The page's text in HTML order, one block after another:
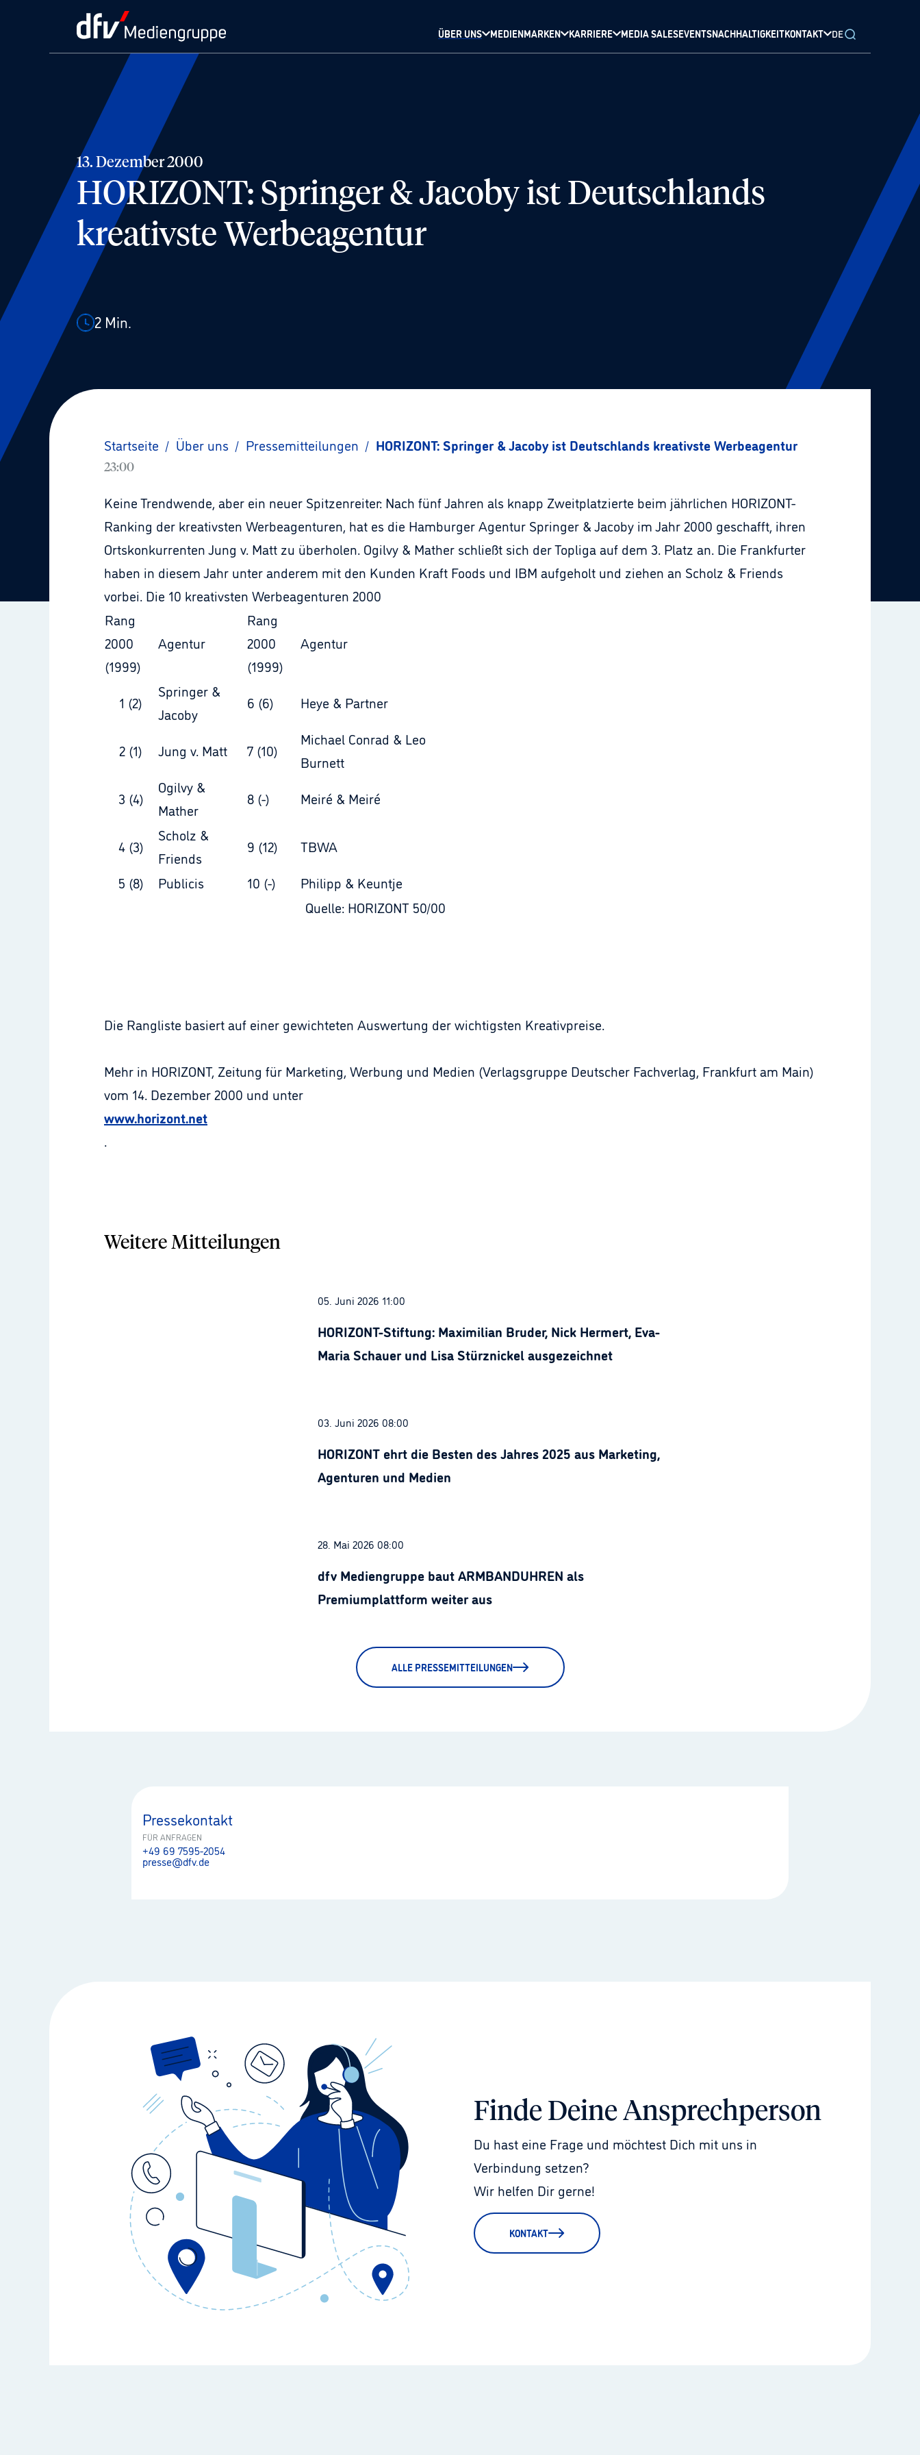
ÜBER UNS MEDIENMARKEN KARRIERE MEDIA SALESEVENTSNACHHALTIGKEITKONTAKT DE
13. Dezember 2000
HORIZONT: Springer & Jacoby ist Deutschlands
kreativste Werbeagentur
2 Min.
Startseite / Über uns / Pressemitteilungen / HORIZONT: Springer & Jacoby ist Deutschlands kreativste Werbeagentur
23:00
Keine Trendwende, aber ein neuer Spitzenreiter: Nach fünf Jahren als knapp Zweitplatzierte beim jährlichen HORIZONT-
Ranking der kreativsten Werbeagenturen, hat es die Hamburger Agentur Springer & Jacoby im Jahr 2000 geschafft, ihren
Ortskonkurrenten Jung v. Matt zu überholen. Ogilvy & Mather schließt sich der Topliga auf dem 3. Platz an. Die Frankfurter
haben in diesem Jahr unter anderem mit den Kunden Kraft Foods und IBM aufgeholt und ziehen an Scholz & Friends
vorbei. Die 10 kreativsten Werbeagenturen 2000
Rang
2000
(1999)
Agentur
Rang
2000
(1999)
Agentur
1 (2)
Springer &
Jacoby
6 (6) Heye & Partner
2 (1) Jung v. Matt 7 (10)
Michael Conrad & Leo
Burnett
3 (4)
Ogilvy &
Mather
8 (-) Meiré & Meiré
4 (3)
Scholz &
Friends
9 (12)
TBWA
5 (8)
Publicis 10 (-)
Philipp & Keuntje
Quelle: HORIZONT 50/00
Die Rangliste basiert auf einer gewichteten Auswertung der wichtigsten Kreativpreise.
Mehr in HORIZONT, Zeitung für Marketing, Werbung und Medien (Verlagsgruppe Deutscher Fachverlag, Frankfurt am Main)
vom 14. Dezember 2000 und unter
www.horizont.net
.
Weitere Mitteilungen
05. Juni 2026 11:00
HORIZONT-Stiftung: Maximilian Bruder, Nick Hermert, Eva-
Maria Schauer und Lisa Stürznickel ausgezeichnet
03. Juni 2026 08:00
HORIZONT ehrt die Besten des Jahres 2025 aus Marketing,
Agenturen und Medien
28. Mai 2026 08:00
dfv Mediengruppe baut ARMBANDUHREN als
Premiumplattform weiter aus
ALLE PRESSEMITTEILUNGEN
Pressekontakt
FÜR ANFRAGEN
+49 69 7595-2054
presse@dfv.de
Finde Deine Ansprechperson
Du hast eine Frage und möchtest Dich mit uns in
Verbindung setzen?
Wir helfen Dir gerne!
KONTAKT